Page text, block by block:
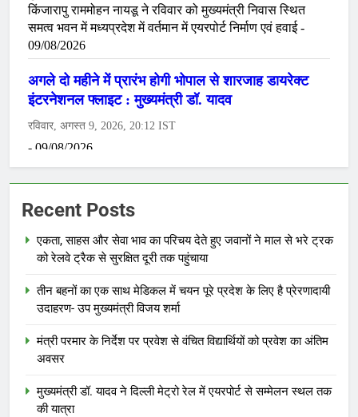
Recent Posts
एकता, साहस और सेवा भाव का परिचय देते हुए जवानों ने माल से भरे ट्रक
को रेलवे ट्रैक से सुरक्षित दूरी तक पहुंचाया
तीन बहनों का एक साथ मेडिकल में चयन पूरे प्रदेश के लिए है प्रेरणादायी
उदाहरण- उप मुख्यमंत्री विजय शर्मा
मंत्री परमार के निर्देश पर प्रवेश से वंचित विद्यार्थियों को प्रवेश का अंतिम
अवसर
मुख्यमंत्री डॉ. यादव ने दिल्ली मेट्रो रेल में एयरपोर्ट से सम्मेलन स्थल तक
की यात्रा